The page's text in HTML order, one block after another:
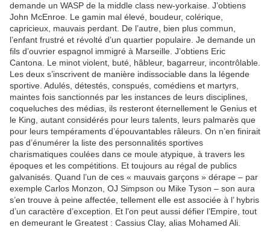
demande un WASP de la middle class new-yorkaise. J’obtiens
John McEnroe. Le gamin mal élevé, boudeur, colérique,
capricieux, mauvais perdant. De l’autre, bien plus commun,
l’enfant frustré et révolté d’un quartier populaire. Je demande un
fils d’ouvrier espagnol immigré à Marseille. J’obtiens Eric
Cantona. Le minot violent, buté, hâbleur, bagarreur, incontrôlable.
Les deux s’inscrivent de manière indissociable dans la légende
sportive. Adulés, détestés, conspués, comédiens et martyrs,
maintes fois sanctionnés par les instances de leurs disciplines,
coqueluches des médias, ils resteront éternellement le Genius et
le King, autant considérés pour leurs talents, leurs palmarès que
pour leurs tempéraments d’épouvantables râleurs. On n’en finirait
pas d’énumérer la liste des personnalités sportives
charismatiques coulées dans ce moule atypique, à travers les
époques et les compétitions. Et toujours au régal de publics
galvanisés. Quand l’un de ces « mauvais garçons » dérape – par
exemple Carlos Monzon, OJ Simpson ou Mike Tyson – son aura
s’en trouve à peine affectée, tellement elle est associée à l’ hybris
d’un caractère d’exception. Et l’on peut aussi défier l’Empire, tout
en demeurant le Greatest : Cassius Clay, alias Mohamed Ali.